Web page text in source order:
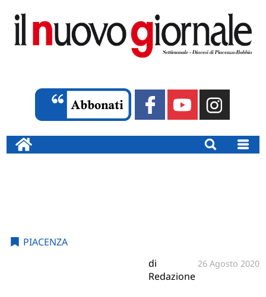
PIACENZA
di
Redazione
26 Agosto 2020